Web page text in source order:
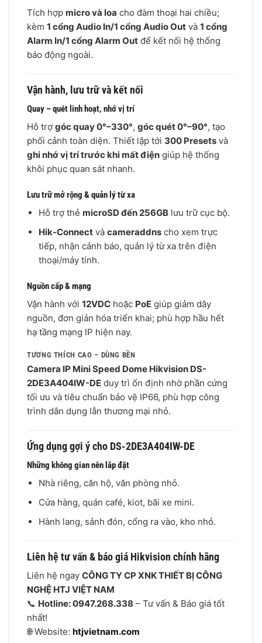
Tích hợp micro và loa cho đàm thoại hai chiều;
kèm 1 cổng Audio In/1 cổng Audio Out và 1 cổng
Alarm In/1 cổng Alarm Out để kết nối hệ thống
báo động ngoài.
Vận hành, lưu trữ và kết nối
Quay – quét linh hoạt, nhớ vị trí
Hỗ trợ góc quay 0°–330°, góc quét 0°–90°, tạo
phối cảnh toàn diện. Thiết lập tới 300 Presets và
ghi nhớ vị trí trước khi mất điện giúp hệ thống
khôi phục quan sát nhanh.
Lưu trữ mở rộng & quản lý từ xa
Hỗ trợ thẻ microSD đến 256GBlưu trữ cục bộ.
Hik-Connectvà cameraddnscho xem trực
tiếp, nhận cảnh báo, quản lý từ xa trên điện
thoại/máy tính.
Nguồn cấp & mạng
Vận hành với 12VDC hoặc PoE giúp giảm dây
nguồn, đơn giản hóa triển khai; phù hợp hầu hết
hạ tầng mạng IP hiện nay.
TƯƠNG THÍCH CAO – DÙNG BỀN
Camera IP Mini Speed Dome Hikvision DS-
2DE3A404IW-DE duy trì ổn định nhờ phần cứng
tối ưu và tiêu chuẩn bảo vệ IP66, phù hợp công
trình dân dụng lẫn thương mại nhỏ.
Ứng dụng gợi ý cho DS-2DE3A404IW-DE
Những không gian nên lắp đặt
Nhà riêng, căn hộ, văn phòng nhỏ.
Cửa hàng, quán café, kiot, bãi xe mini.
Hành lang, sảnh đón, cổng ra vào, kho nhỏ.
Liên hệ tư vấn & báo giá Hikvision chính hãng
Liên hệ ngay CÔNG TY CP XNK THIẾT BỊ CÔNG
NGHỆ HTJ VIỆT NAM
📞 Hotline: 0947.268.338 – Tư vấn & Báo giá tốt
nhất!
🌐 Website: htjvietnam.com